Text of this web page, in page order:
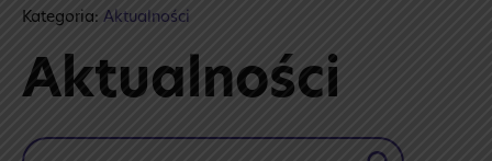
Aktualności
Szukaj
Kategoria: Aktualności